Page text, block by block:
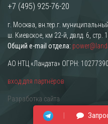
+7 (495) 925-76-20
г. Москва, вн.тер.г.
ш. Киевское, км 22-й, двлд. 6,
Общий e-mail отдела:
АО НТЦ «Ландата» ОГРН:
вход для партнёров
Разработка сайта